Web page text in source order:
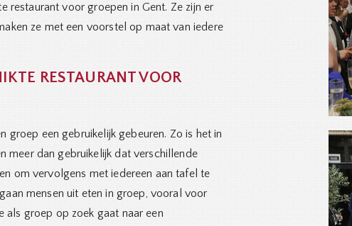
restaurant voor groepen in Gent. Ze zijn er
ze met een voorstel op maat van iedere
RESTAURANT VOOR
groep een gebruikelijk gebeuren. Zo is het in
dan gebruikelijk dat verschillende
om vervolgens met iedereen aan tafel te
mensen uit eten in groep, vooral voor
als groep op zoek gaat naar een